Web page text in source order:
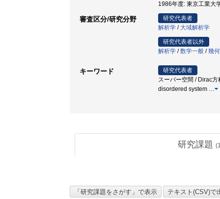
1986年度: 東京工業大
審査区分/研究分野
研究代表者
解析学 / 大域解析学
研究代表者以外
解析学 /数学一般 /幾
キーワード
研究代表者
スーパー空間 / Dirac
disordered system …
研究課題 (